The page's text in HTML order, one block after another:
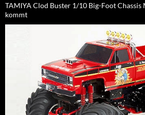
TAMIYA Clod Buster 1/10 Big-Foot
kommt